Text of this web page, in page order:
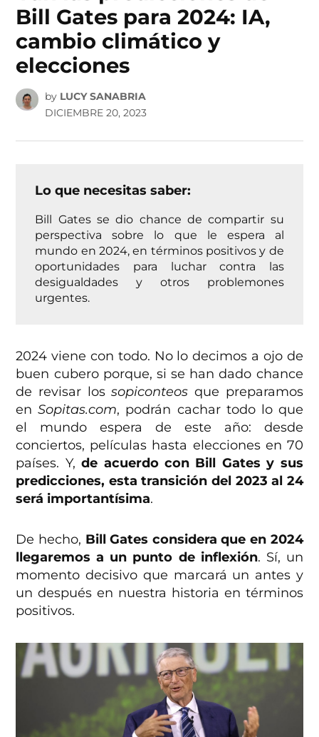
Bill Gates para 2024: IA,
cambio climático y
elecciones
by LUCY SANABRIA
DICIEMBRE 20, 2023
Lo que necesitas saber:
Bill Gates se dio chance de compartir su
perspectiva sobre lo que le espera al
mundo en 2024, en términos positivos y de
oportunidades para luchar contra las
desigualdades y otros problemones
urgentes.
2024 viene con todo. No lo decimos a ojo de
buen cubero porque, si se han dado chance
de revisar lossopiconteos que preparamos
en Sopitas.com, podrán cachar todo lo que
el mundo espera de este año: desde
conciertos, películas hasta elecciones en 70
países. Y,de acuerdo con Bill Gates y sus
predicciones, esta transición del 2023 al 24
será importantísima.
De hecho, Bill Gates considera que en 2024
llegaremos a un punto de inflexión. Sí, un
momento decisivo que marcará un antes y
un después en nuestra historia en términos
positivos.